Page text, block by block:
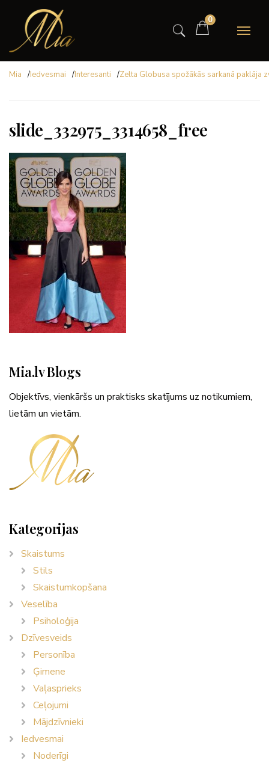
0
Mia /Iedvesmai /Interesanti /Zelta Globusa spožākās sarkanā paklāja
slide_332975_3314658_free
Mia.lv Blogs
Objektīvs, vienkāršs un praktisks skatījums uz notikumiem,
lietām un vietām.
Kategorijas
Skaistums
Stils
Skaistumkopšana
Veselība
Psiholoģija
Dzīvesveids
Personība
Ģimene
Vaļasprieks
Ceļojumi
Mājdzīvnieki
Iedvesmai
Noderīgi